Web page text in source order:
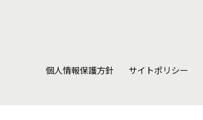
個人情報保護方針 サイトポリシー